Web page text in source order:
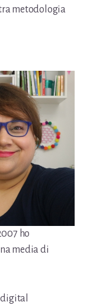
metodologia
ho
media di